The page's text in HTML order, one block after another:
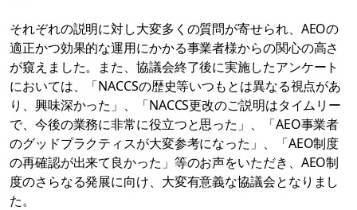
それぞれの説明に対し大変多くの質問が寄せられ、AEOの
適正かつ効果的な運用にかかる事業者様からの関心の高さ
が窺えました。また、協議会終了後に実施したアンケート
においては、「NACCSの歴史等いつもとは異なる視点があ
り、興味深かった」、「NACCS更改のご説明はタイムリー
で、今後の業務に非常に役立つと思った」、「AEO事業者
のグッドプラクティスが大変参考になった」、「AEO制度
の再確認が出来て良かった」等のお声をいただき、AEO制
度のさらなる発展に向け、大変有意義な協議会となりまし
た。